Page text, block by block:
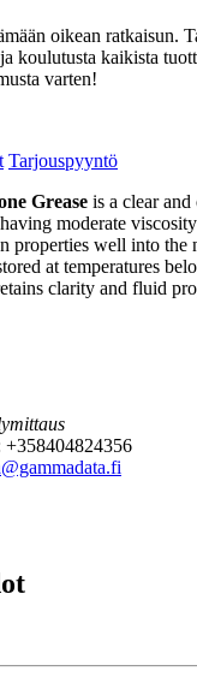
oikean ratkaisun.
koulutusta kaikista
varten!
Tarjouspyyntö
Grease is a clear
moderate
properties well into the
at temperatures
clarity and fluid